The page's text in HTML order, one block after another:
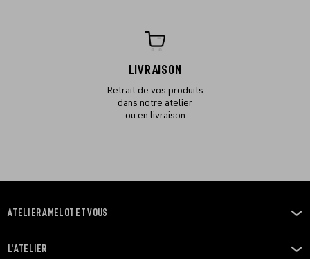
LIVRAISON
Retrait de vos produits
dans notre atelier
ou en livraison
OUVRIR
LE
MENU
ATELIER AMELOT ET VOUS
OUVRIR
L'ATELIER